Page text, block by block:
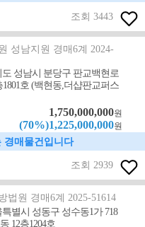
조회 3443
성남지원 경매6계 2024-
도 성남시 분당구 판교백현로
1801호 (백현동,더샵판교퍼스
1,750,000,000원
(70%)1,225,000,000원
경매물건입니다
조회 2939
법원 경매6계 2025-51614
별시 성동구 성수동1가 718
12층1204호